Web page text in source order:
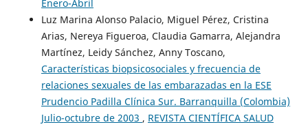
Enero-Abril
Luz Marina Alonso Palacio, Miguel Pérez, Cristina
Arias, Nereya Figueroa, Claudia Gamarra, Alejandra
Martínez, Leidy Sánchez, Anny Toscano,
Características biopsicosociales y frecuencia de
relaciones sexuales de las embarazadas en la ESE
Prudencio Padilla Clínica Sur. Barranquilla (Colombia)
Julio-octubre de 2003 , REVISTA CIENTÍFICA SALUD